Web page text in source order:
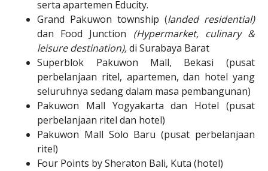
serta apartemen Educity.
Grand Pakuwon township (landed residential)
dan Food Junction (Hypermarket, culinary &
leisure destination),di Surabaya Barat
Superblok Pakuwon Mall, Bekasi (pusat
perbelanjaan ritel, apartemen, dan hotel yang
seluruhnya sedang dalam masa pembangunan)
Pakuwon Mall Yogyakarta dan Hotel (pusat
perbelanjaan ritel dan hotel)
Pakuwon Mall Solo Baru (pusat perbelanjaan
ritel)
Four Points by Sheraton Bali, Kuta (hotel)